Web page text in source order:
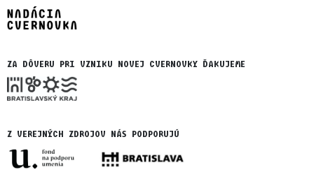
ZA DÔVERU PRI VZNIKU NOVEJ CVERNOVKY ĎAKUJEME
Z VEREJNÝCH ZDROJOV NÁS PODPORUJÚ